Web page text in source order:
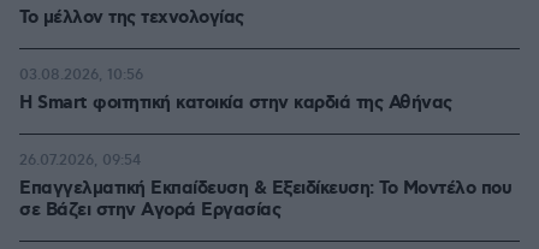
Το μέλλον της τεχνολογίας
Η Smart φοιτητική κατοικία στην καρδιά της Αθήνας
03.08.2026, 10:56
Επαγγελματική Εκπαίδευση & Εξειδίκευση: Το Mοντέλο που
σε Bάζει στην Aγορά Eργασίας
26.07.2026, 09:54